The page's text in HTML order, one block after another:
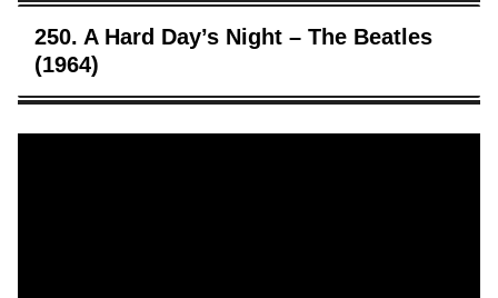
250. A Hard Day’s Night – The Beatles
(1964)